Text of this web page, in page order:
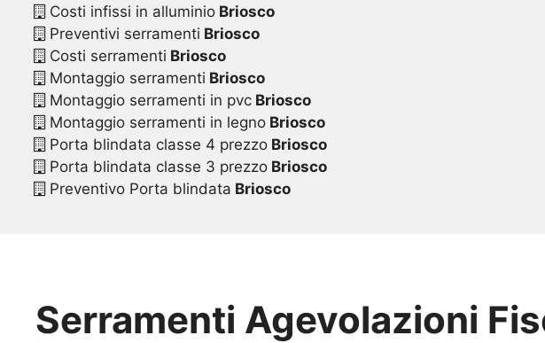
Costi infissi in alluminioBriosco
Preventivi serramenti Briosco
Costi serramenti Briosco
Montaggio serramenti Briosco
Montaggio serramenti in pvcBriosco
Montaggio serramenti in legnoBriosco
Porta blindata classe 4 prezzoBriosco
Porta blindata classe 3 prezzoBriosco
Preventivo Porta blindata Briosco
Serramenti Agevolazioni